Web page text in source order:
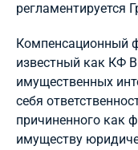
регламентируется
Компенсационный
известный как КФ
имущественных
себя
причиненного как
имуществу